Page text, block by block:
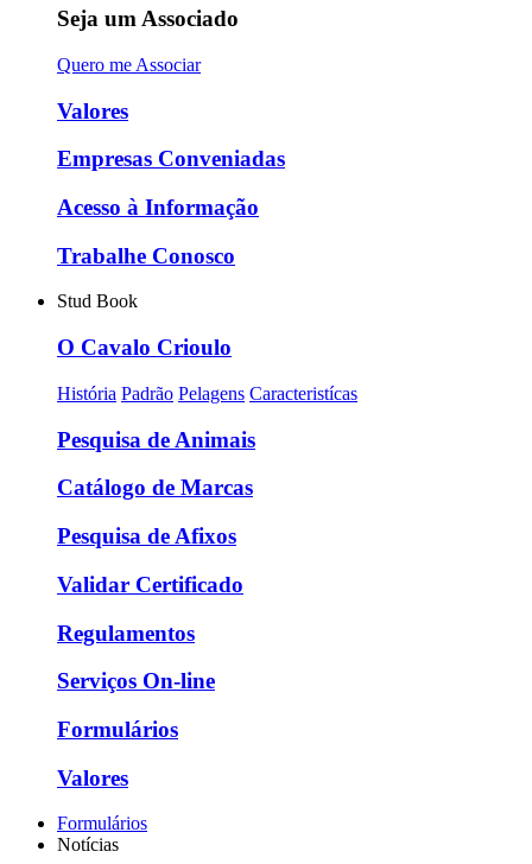
Seja um Associado
Quero me Associar
Valores
Empresas Conveniadas
Acesso à Informação
Trabalhe Conosco
Stud Book
O Cavalo Crioulo
História Padrão Pelagens Caracteristícas
Pesquisa de Animais
Catálogo de Marcas
Pesquisa de Afixos
Validar Certificado
Regulamentos
Serviços On-line
Formulários
Valores
Formulários
Notícias